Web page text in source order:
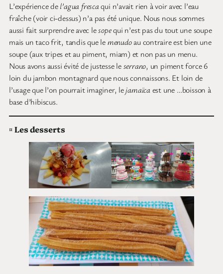
L’expérience del’agua frescaqui n’avait rien à voir avec l’eau
fraîche (voir ci-dessus) n’a pas été unique. Nous nous sommes
aussi fait surprendre avec lesopequi n’est pas du tout une soupe
mais un taco frit, tandis que lemenudoau contraire est bien une
soupe (aux tripes et au piment, miam) et non pas un menu.
Nous avons aussi évité de justesse leserrano, un piment force 6
loin du jambon montagnard que nous connaissons. Et loin de
l’usage que l’on pourrait imaginer, lejamaïcaest une …boisson à
base d’hibiscus.
¤Les desserts